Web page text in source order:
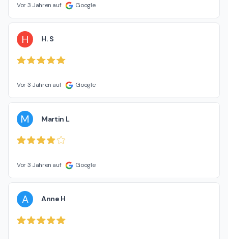
Vor 3 Jahren auf Google
H H. S
Vor 3 Jahren auf Google
M Martin L
Vor 3 Jahren auf Google
A Anne H